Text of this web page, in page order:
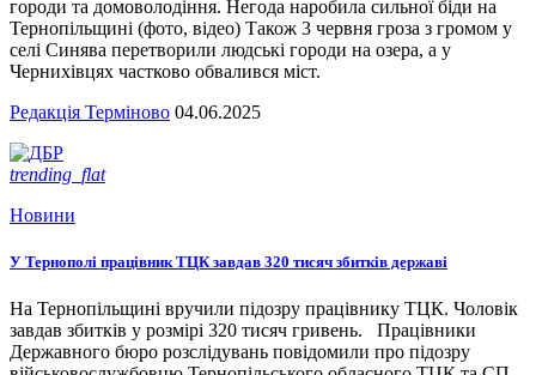
городи та домоволодіння. Негода наробила сильної біди на
Тернопільщині (фото, відео) Також 3 червня гроза з громом у
селі Синява перетворили людські городи на озера, а у
Чернихівцях частково обвалився міст.
Редакція Терміново 04.06.2025
trending_flat
Новини
У Тернополі працівник ТЦК завдав 320 тисяч збитків державі
На Тернопільщині вручили підозру працівнику ТЦК. Чоловік
завдав збитків у розмірі 320 тисяч гривень. Працівники
Державного бюро розслідувань повідомили про підозру